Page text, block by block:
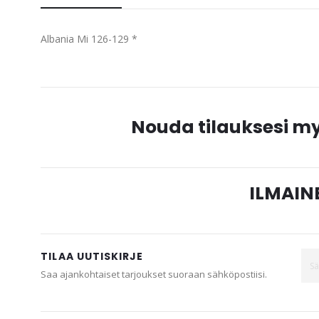
of
gallery
Albania Mi 126-129 *
Nouda tilauksesi
TILAA UUTISKIRJE
Saa ajankohtaiset tarjoukset suoraan sähköpostiisi.